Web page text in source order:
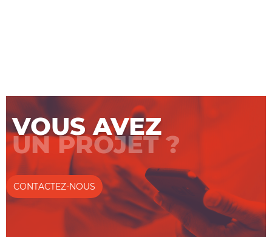
VOUS AVEZ
UN PROJET ?
CONTACTEZ-NOUS